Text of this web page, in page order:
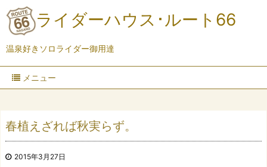
ライダーハウス･ルート66
温泉好きソロライダー御用達
メニュー
春植えざれば秋実らず。
2015年3月27日